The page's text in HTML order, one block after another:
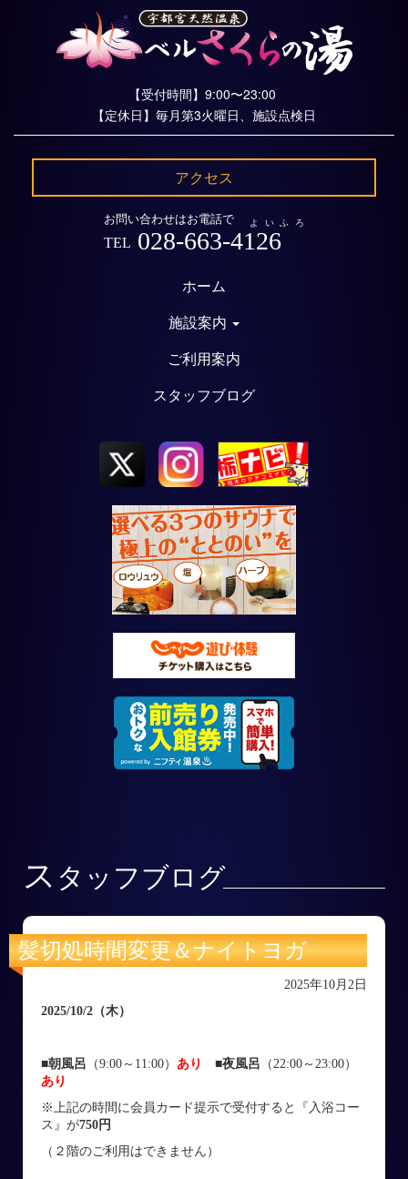
【受付時間】9:00〜23:00
【定休日】毎月第3火曜日、施設点検日
アクセス
お問い合わせはお電話で よいふろ
TEL 028-663-4126
ホーム
施設案内
ご利用案内
スタッフブログ
ス タッフブログ
髪切処時間変更＆ナイトヨガ
2025年10月2日
2025/10/2 （木）
■朝風呂 （9:00～11:00） あり ■夜風呂 （22:00～23:00）
あり
※上記の時間に会員カード提示で受付すると『入浴コー
ス』が750円
（２階のご利用はできません）